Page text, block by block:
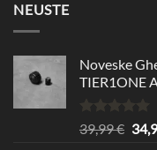
NEUSTE
Noveske
TIER1ONE
Rated5.00
out of 5
39,99€